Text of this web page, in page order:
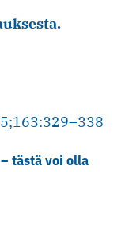
tästä voi olla